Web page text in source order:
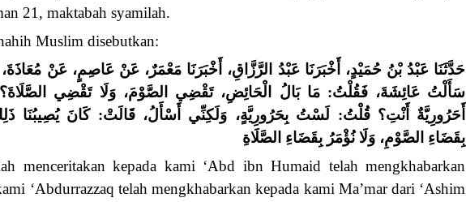
21, maktabah syamilah.
Muslim disebutkan:
حَدَّثَنَا عَبْدُ بْنُ حُمَيْدٍ، أَخْبَرَنَا عَبْدُ الرَّزَّاقِ، أَخْبَرَنَا مَعْمَرٌ، عَنْ عَاصِمٍ، عَنْ
سَأَلْتُ عَائِشَةَ، فَقُلْتُ: مَا بَالُ الْحَائِضِ، تَقْضِي الصَّوْمَ، وَلَا تَقْضِي
أَحَرُورِيَّةٌ أَنْتِ؟ قُلْتُ: لَسْتُ بِحَرُورِيَّةٍ، وَلَكِنِّي أَسْأَلُ، قَالَتْ: كَانَ يُصِيبُنَا
بِقَضَاءِ الصَّوْمِ، وَلَا نُؤْمَرُ بِقَضَاءِ الصَّلَاةِ
menceritakan kepada kami ‘Abd ibn Humaid telah mengkhabarkan
‘Abdurrazzaq telah mengkhabarkan kepada kami Ma’mar dari ‘Ashim